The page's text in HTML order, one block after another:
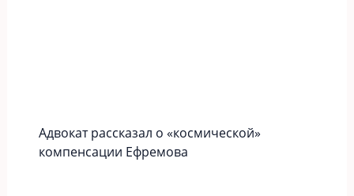
Адвокат рассказал о «космической»
компенсации Ефремова